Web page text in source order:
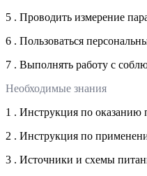
5 . Проводить измерение
6 . Пользоваться
7 . Выполнять работу с
Необходимые знания
1 . Инструкция по оказанию
2 . Инструкция по
3 . Источники и схемы